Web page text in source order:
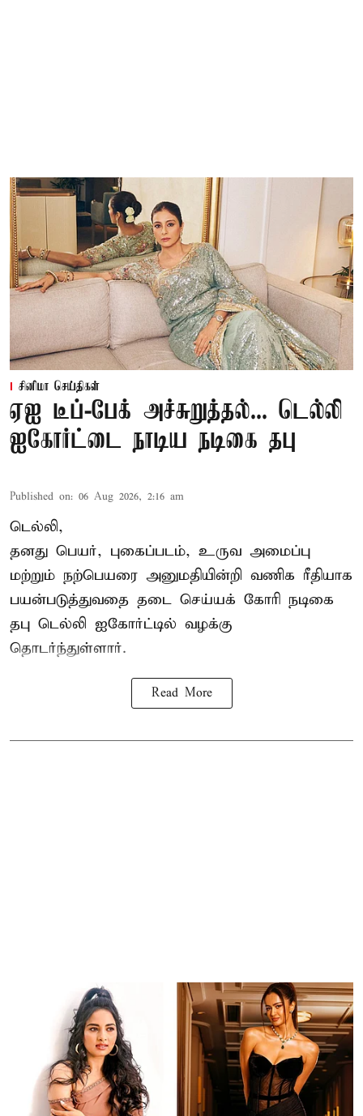
சினிமா செய்திகள்
ஏஐ டீப்-பேக் அச்சுறுத்தல்... டெல்லி
ஐகோர்ட்டை நாடிய நடிகை தபு
Published on: 06 Aug 2026, 2:16 am
டெல்லி,
தனது பெயர், புகைப்படம், உருவ அமைப்பு
மற்றும் நற்பெயரை அனுமதியின்றி வணிக ரீதியாக
பயன்படுத்துவதை தடை செய்யக் கோரி நடிகை
தபு டெல்லி ஐகோர்ட்டில் வழக்கு
தொடர்ந்துள்ளார்.
Read More